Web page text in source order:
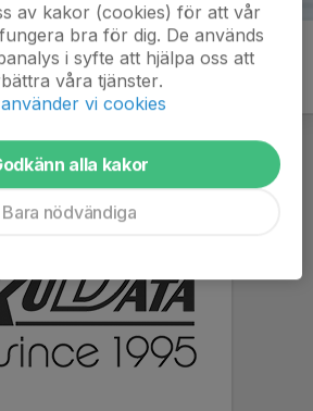
av kakor (cookies) för att vår
bra för dig. De används
i syfte att hjälpa oss att
våra tjänster.
vi cookies
alla kakor
Bara nödvändiga